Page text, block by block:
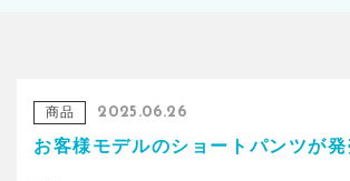
商品 2025.06.26
お客様モデルのショートパンツが